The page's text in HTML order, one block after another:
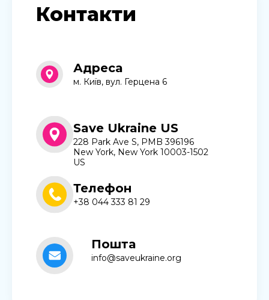
Контакти
Адреса
м. Київ, вул. Герцена 6
Save Ukraine US
228 Park Ave S, PMB 396196
New York, New York 10003-1502
US
Телефон
+38 044 333 81 29
Пошта
info@saveukraine.org